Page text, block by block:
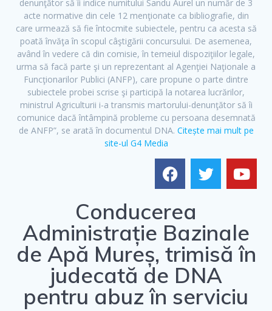
denunţător să îi indice numitului Sandu Aurel un număr de 3
acte normative din cele 12 menţionate ca bibliografie, din
care urmează să fie întocmite subiectele, pentru ca acesta să
poată învăţa în scopul câştigării concursului. De asemenea,
având în vedere că din comisie, în temeiul dispoziţiilor legale,
urma să facă parte şi un reprezentant al Agenţiei Naţionale a
Funcţionarilor Publici (ANFP), care propune o parte dintre
subiectele probei scrise şi participă la notarea lucrărilor,
ministrul Agriculturii i-a transmis martorului-denunţător să îi
comunice dacă întâmpină probleme cu persoana desemnată
de ANFP”, se arată în documentul DNA. Citește mai mult pe
site-ul G4 Media
Conducerea
Administrație Bazinale
de Apă Mureș, trimisă în
judecată de DNA
pentru abuz în serviciu